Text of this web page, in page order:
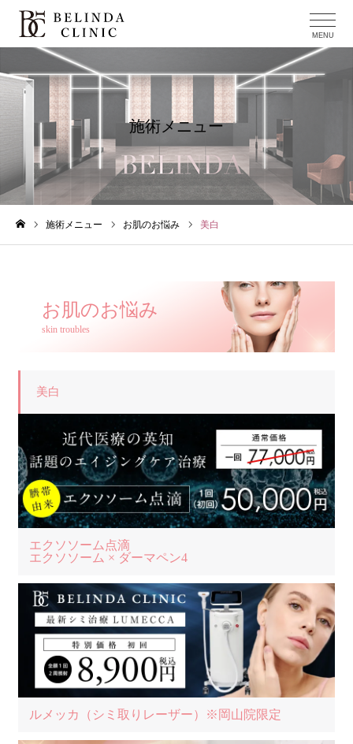
施術メニュー
施術メニュー お肌のお悩み 美白
お肌のお悩み
skin troubles
美白
エクソソーム点滴
エクソソーム × ダーマペン4
ルメッカ（シミ取りレーザー） ※岡山院限定